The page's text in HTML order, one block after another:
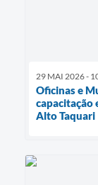
29 MAI 2026 -
Oficinas e
capacitação
Alto Taquari